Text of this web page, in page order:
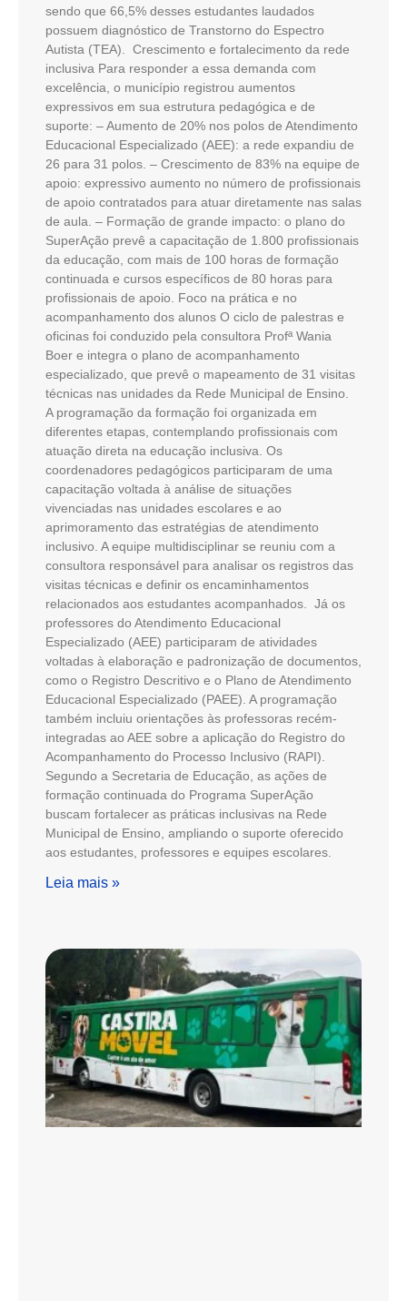
sendo que 66,5% desses estudantes laudados
possuem diagnóstico de Transtorno do Espectro
Autista (TEA). Crescimento e fortalecimento da rede
inclusiva Para responder a essa demanda com
excelência, o município registrou aumentos
expressivos em sua estrutura pedagógica e de
suporte: – Aumento de 20% nos polos de Atendimento
Educacional Especializado (AEE): a rede expandiu de
26 para 31 polos. – Crescimento de 83% na equipe de
apoio: expressivo aumento no número de profissionais
de apoio contratados para atuar diretamente nas salas
de aula. – Formação de grande impacto: o plano do
SuperAção prevê a capacitação de 1.800 profissionais
da educação, com mais de 100 horas de formação
continuada e cursos específicos de 80 horas para
profissionais de apoio. Foco na prática e no
acompanhamento dos alunos O ciclo de palestras e
oficinas foi conduzido pela consultora Profª Wania
Boer e integra o plano de acompanhamento
especializado, que prevê o mapeamento de 31 visitas
técnicas nas unidades da Rede Municipal de Ensino.
A programação da formação foi organizada em
diferentes etapas, contemplando profissionais com
atuação direta na educação inclusiva. Os
coordenadores pedagógicos participaram de uma
capacitação voltada à análise de situações
vivenciadas nas unidades escolares e ao
aprimoramento das estratégias de atendimento
inclusivo. A equipe multidisciplinar se reuniu com a
consultora responsável para analisar os registros das
visitas técnicas e definir os encaminhamentos
relacionados aos estudantes acompanhados. Já os
professores do Atendimento Educacional
Especializado (AEE) participaram de atividades
voltadas à elaboração e padronização de documentos,
como o Registro Descritivo e o Plano de Atendimento
Educacional Especializado (PAEE). A programação
também incluiu orientações às professoras recém-
integradas ao AEE sobre a aplicação do Registro do
Acompanhamento do Processo Inclusivo (RAPI).
Segundo a Secretaria de Educação, as ações de
formação continuada do Programa SuperAção
buscam fortalecer as práticas inclusivas na Rede
Municipal de Ensino, ampliando o suporte oferecido
aos estudantes, professores e equipes escolares.
Leia mais »